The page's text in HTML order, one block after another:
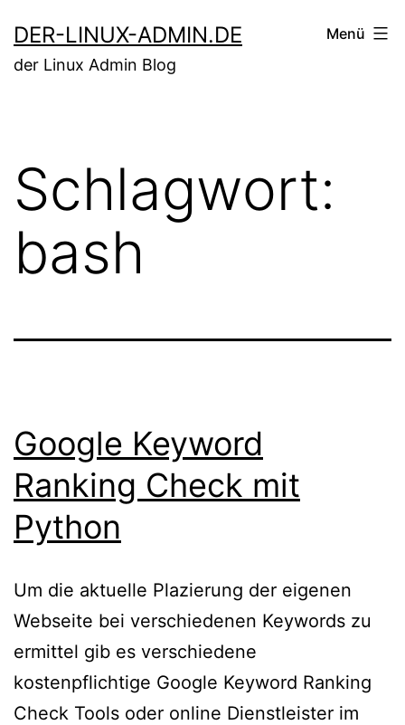
Inhalt
springen
DER-LINUX-ADMIN.DE
der Linux Admin Blog
Menü
Schlagwort:
bash
Google Keyword
Ranking Check mit
Python
Um die aktuelle Plazierung der eigenen
Webseite bei verschiedenen Keywords zu
ermittel gib es verschiedene
kostenpflichtige Google Keyword Ranking
Check Tools oder online Dienstleister im